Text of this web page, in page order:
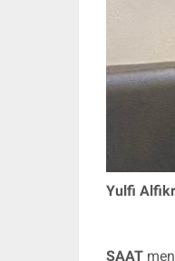
Yulfi
SAAT